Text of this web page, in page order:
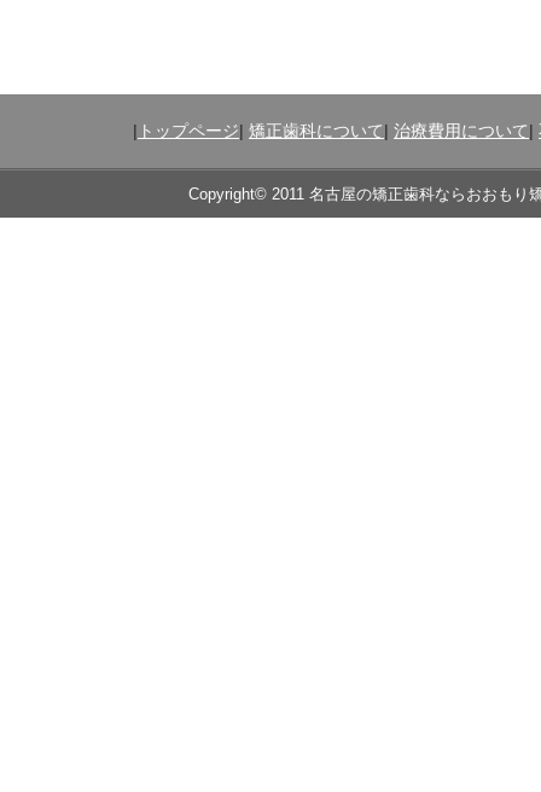
| トップページ| 矯正歯科について| 治療費用について|
Copyright© 2011 名古屋の矯正歯科ならおおもり